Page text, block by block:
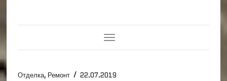
Toggle
Navigation
Отделка, Ремонт / 22.07.2019